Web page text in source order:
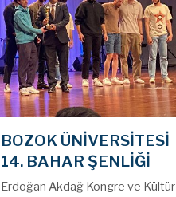
BOZOK ÜNİVERSİTESİ
14. BAHAR ŞENLİĞİ
Erdoğan Akdağ Kongre ve Kültür